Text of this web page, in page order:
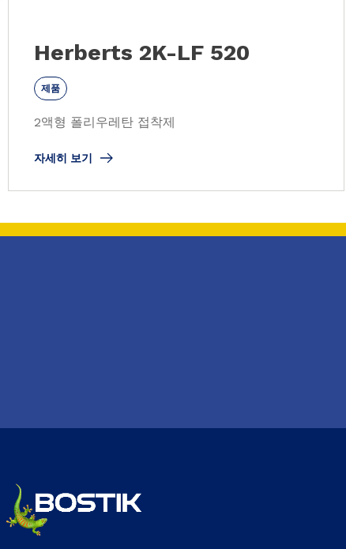
Herberts 2K-LF 520
제품
2액형 폴리우레탄 접착제
자세히 보기